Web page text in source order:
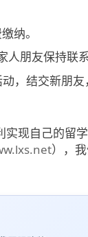
纳。
朋友保持联系
，结交新朋友
现自己的留
），